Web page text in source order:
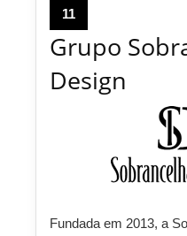
11
Grupo
Design
Fundada em 2013, a